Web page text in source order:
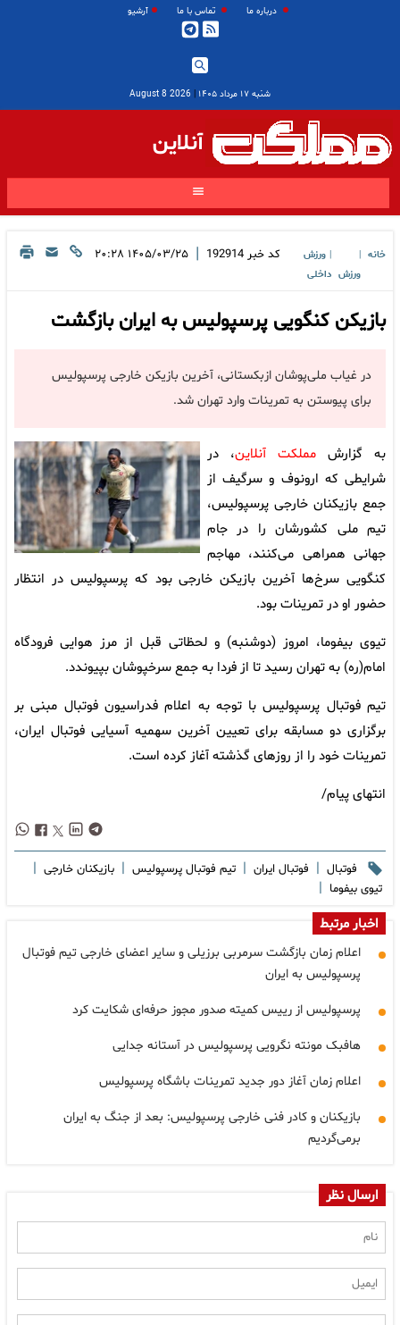
درباره ما تماس با ما آرشیو
شنبه ۱۷ مرداد ۱۴۰۵ |
2026 August 8
آنلاین
خانه
ورزش
ورزش
داخلی
کد خبر 192914
| ۱۴۰۵/۰۳/۲۵ ۲۰:۲۸
بازیکن کنگویی پرسپولیس به ایران بازگشت
در غیاب ملی‌پوشان ازبکستانی، آخرین بازیکن خارجی پرسپولیس
برای پیوستن به تمرینات وارد تهران شد.
به گزارش مملکت آنلاین، در
شرایطی که ارونوف و سرگیف از
جمع بازیکنان خارجی پرسپولیس،
تیم ملی کشورشان را در جام
جهانی همراهی می‌کنند، مهاجم
کنگویی سرخ‌ها آخرین بازیکن خارجی بود که پرسپولیس در انتظار
حضور او در تمرینات بود.
تیوی بیفوما، امروز (دوشنبه) و لحظاتی قبل از مرز هوایی فرودگاه
امام(ره) به تهران رسید تا از فردا به جمع سرخپوشان بپیوندد.
تیم فوتبال پرسپولیس با توجه به اعلام فدراسیون فوتبال مبنی بر
برگزاری دو مسابقه برای تعیین آخرین سهمیه آسیایی فوتبال ایران،
تمرینات خود را از روزهای گذشته آغاز کرده است.
انتهای پیام/
فوتبال | فوتبال ایران | تیم فوتبال پرسپولیس | بازیکنان خارجی |
تیوی بیفوما |
اخبار مرتبط
اعلام زمان بازگشت سرمربی برزیلی و سایر اعضای خارجی تیم فوتبال
پرسپولیس به ایران
پرسپولیس از رییس کمیته صدور مجوز حرفه‌ای شکایت کرد
هافبک مونته نگرویی پرسپولیس در آستانه جدایی
اعلام زمان آغاز دور جدید تمرینات باشگاه پرسپولیس
بازیکنان و کادر فنی خارجی پرسپولیس: بعد از جنگ به ایران
برمی‌گردیم
ارسال نظر